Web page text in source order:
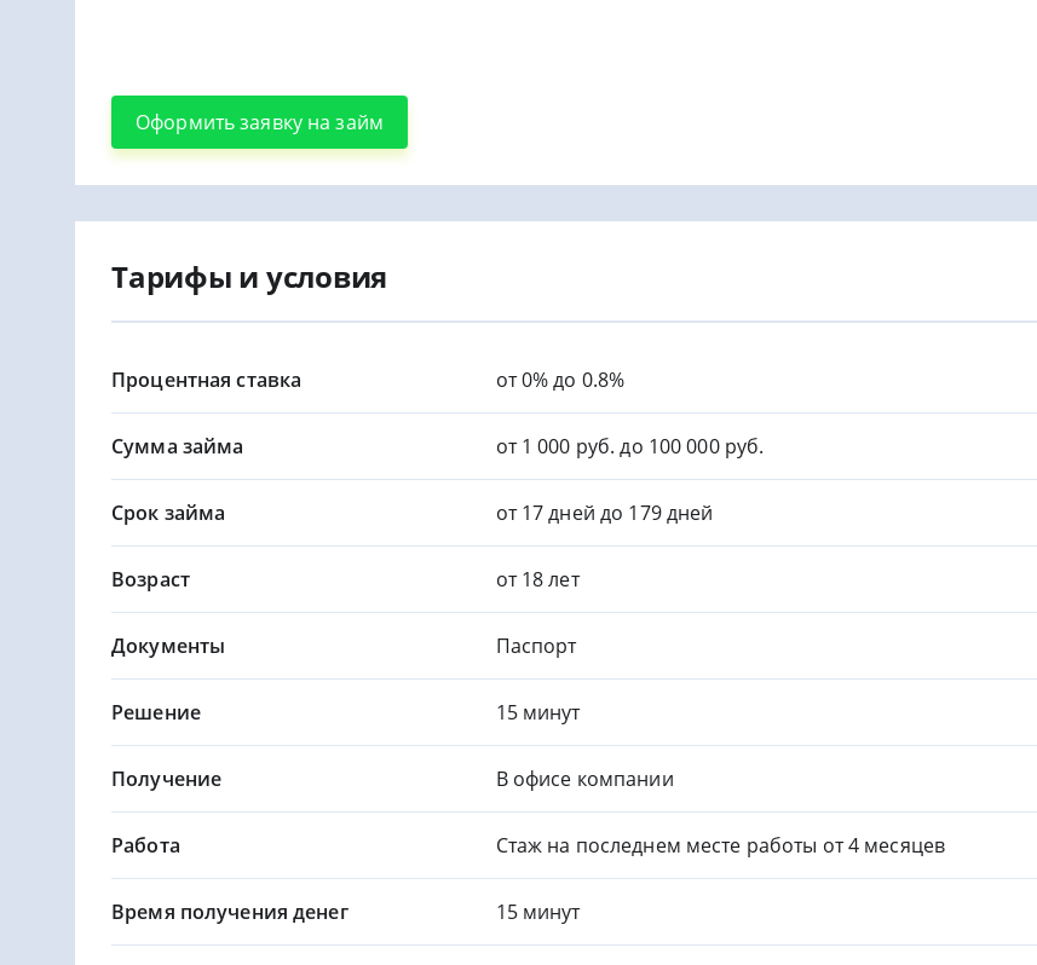
Оформить заявку на займ
Тарифы и условия
Процентная ставка от 0% до 0.8%
Сумма займа от 1 000 руб. до 100 000 руб.
Срок займа от 17 дней до 179 дней
Возраст от 18 лет
Документы Паспорт
Решение 15 минут
Получение В офисе компании
Работа Стаж на последнем месте работы от 4 месяцев
Время получения денег 15 минут